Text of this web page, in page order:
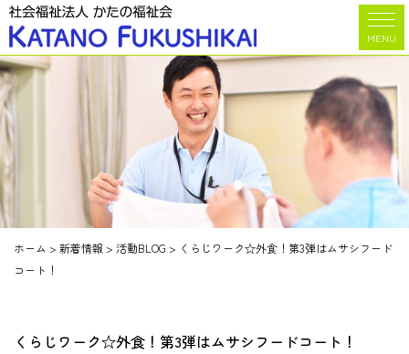
MENU
ホーム > 新着情報 > 活動BLOG > くらじワーク☆外食！第3弾はムサシフード
コート！
くらじワーク☆外食！第3弾はムサシフードコート！